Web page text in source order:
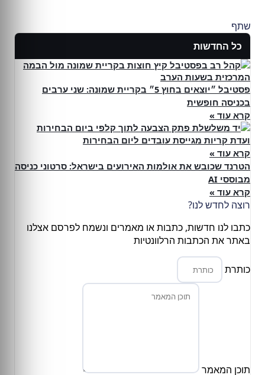
שתף
כל החדשות
פסטיבל ״יוצאים בחוץ 5״ בקריית שמונה: שני ערבים
בכניסה חופשית
קרא עוד »
ועדת קריות מגייסת עובדים ליום הבחירות
קרא עוד »
הטרנד שכובש את אולמות האירועים בישראל: סרטוני כניסה
מבוססי AI
קרא עוד »
רוצה לחדש לנו?
כתבו לנו חדשות, כתבות או מאמרים ונשמח לפרסם אצלנו
באתר את הכתבות הרלוונטיות
כותרת
תוכן המאמר